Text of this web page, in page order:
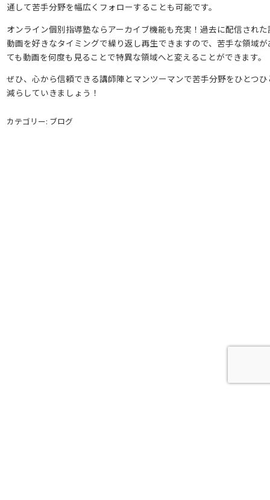
通して苦手分野を幅広くフォローすることも可能です。
オンライン個別指導塾ならアーカイブ機能も充実！過去に配信され
動画を好きなタイミングで繰り返し再生できますので、苦手な領域
ても動画を何度も見ることで特異な領域へと変えることができます。
ぜひ、心から信頼できる講師陣とマンツーマンで苦手分野をひとつひ
減らしていきましょう！
カテゴリー: ブログ